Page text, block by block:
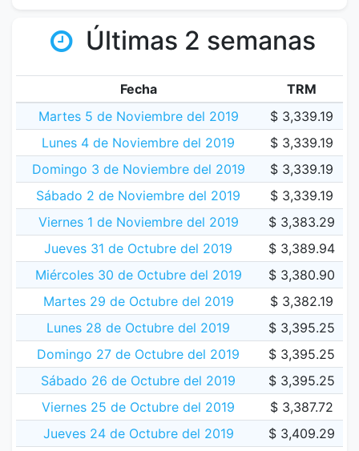
Últimas 2 semanas
Fecha
TRM
Martes 5 de Noviembre del 2019
$ 3,339.19
Lunes 4 de Noviembre del 2019
$ 3,339.19
Domingo 3 de Noviembre del 2019
$ 3,339.19
Sábado 2 de Noviembre del 2019
$ 3,339.19
Viernes 1 de Noviembre del 2019
$ 3,383.29
Jueves 31 de Octubre del 2019
$ 3,389.94
Miércoles 30 de Octubre del 2019
$ 3,380.90
Martes 29 de Octubre del 2019
$ 3,382.19
Lunes 28 de Octubre del 2019
$ 3,395.25
Domingo 27 de Octubre del 2019
$ 3,395.25
Sábado 26 de Octubre del 2019
$ 3,395.25
Viernes 25 de Octubre del 2019
$ 3,387.72
Jueves 24 de Octubre del 2019
$ 3,409.29